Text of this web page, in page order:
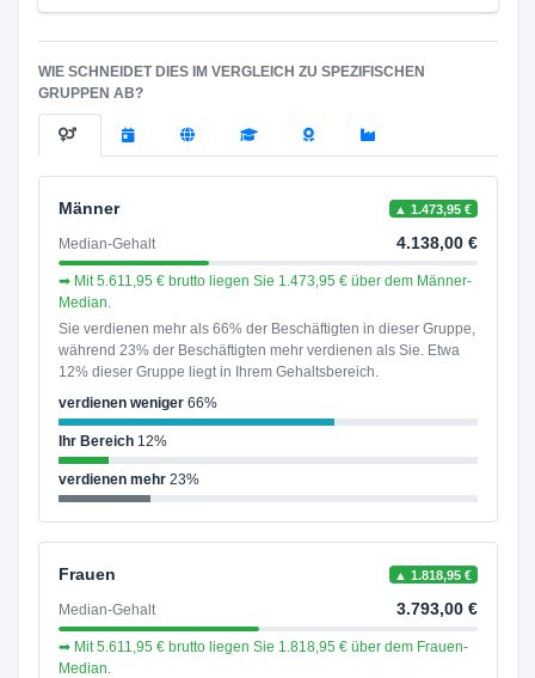
WIE SCHNEIDET DIES IM VERGLEICH ZU SPEZIFISCHEN
GRUPPEN AB?
Männer ▲ 1.473,95 €
Median-Gehalt 4.138,00 €
➡ Mit 5.611,95 € brutto liegen Sie 1.473,95 € über dem Männer-
Median.
Sie verdienen mehr als 66% der Beschäftigten in dieser Gruppe,
während 23% der Beschäftigten mehr verdienen als Sie. Etwa
12% dieser Gruppe liegt in Ihrem Gehaltsbereich.
verdienen weniger66%
Ihr Bereich12%
verdienen mehr23%
Frauen ▲ 1.818,95 €
Median-Gehalt 3.793,00 €
➡ Mit 5.611,95 € brutto liegen Sie 1.818,95 € über dem Frauen-
Median.